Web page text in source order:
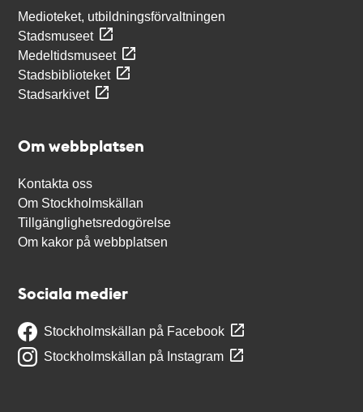
Medioteket, utbildningsförvaltningen
Stadsmuseet
Medeltidsmuseet
Stadsbiblioteket
Stadsarkivet
Om webbplatsen
Kontakta oss
Om Stockholmskällan
Tillgänglighetsredogörelse
Om kakor på webbplatsen
Sociala medier
Stockholmskällan på Facebook
Stockholmskällan på Instagram